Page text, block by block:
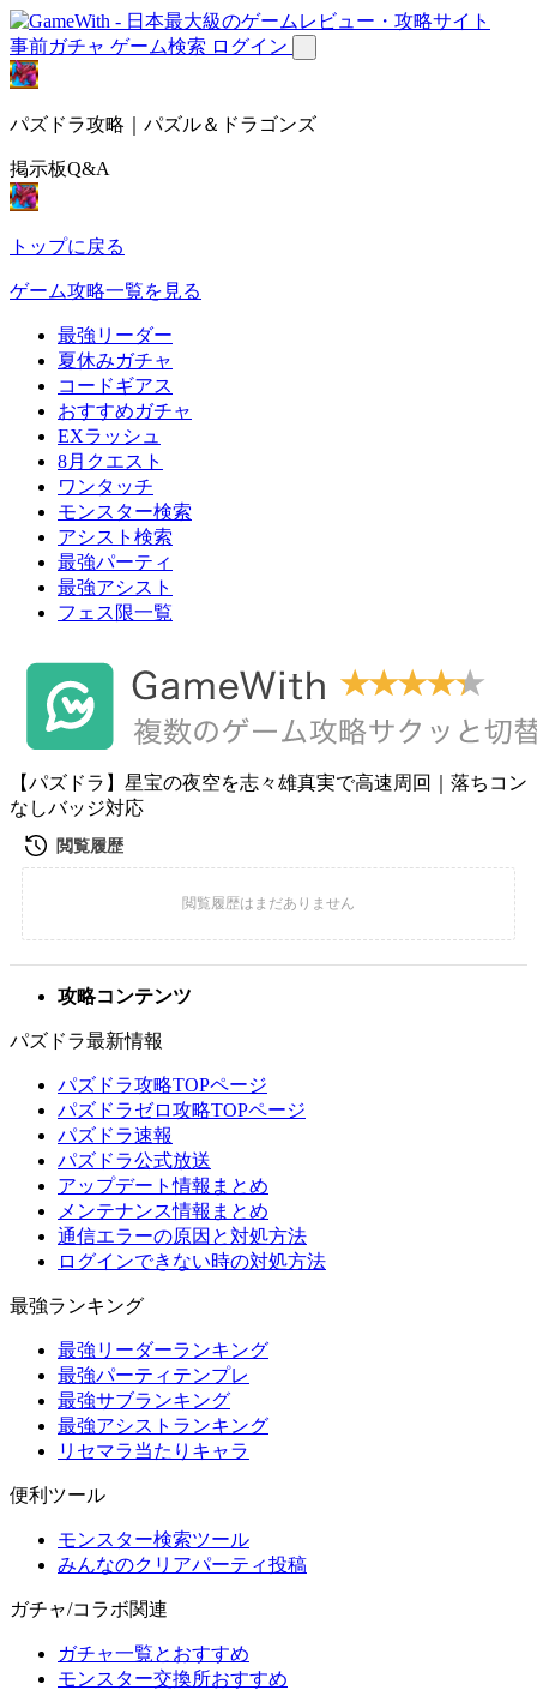
事前ガチャ ゲーム検索 ログイン
パズドラ攻略｜パズル＆ドラゴンズ
掲示板Q&A
トップに戻る
ゲーム攻略一覧を見る
最強リーダー
夏休みガチャ
コードギアス
おすすめガチャ
EXラッシュ
8月クエスト
ワンタッチ
モンスター検索
アシスト検索
最強パーティ
最強アシスト
フェス限一覧
【パズドラ】星宝の夜空を志々雄真実で高速周回｜落ちコン
なしバッジ対応
攻略コンテンツ
パズドラ最新情報
パズドラ攻略TOPページ
パズドラゼロ攻略TOPページ
パズドラ速報
パズドラ公式放送
アップデート情報まとめ
メンテナンス情報まとめ
通信エラーの原因と対処方法
ログインできない時の対処方法
最強ランキング
最強リーダーランキング
最強パーティテンプレ
最強サブランキング
最強アシストランキング
リセマラ当たりキャラ
便利ツール
モンスター検索ツール
みんなのクリアパーティ投稿
ガチャ/コラボ関連
ガチャ一覧とおすすめ
モンスター交換所おすすめ